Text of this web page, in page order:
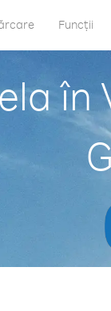
Funcții
în